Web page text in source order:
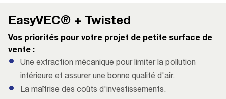
EasyVEC® + Twisted
Vos priorités pour votre projet de petite surface de
vente :
Une extraction mécanique pour limiter la pollution
intérieure et assurer une bonne qualité d'air.
La maîtrise des coûts d'investissements.